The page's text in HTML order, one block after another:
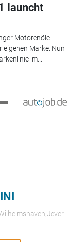
launcht
Motorenöle
Marke. Nun
im...